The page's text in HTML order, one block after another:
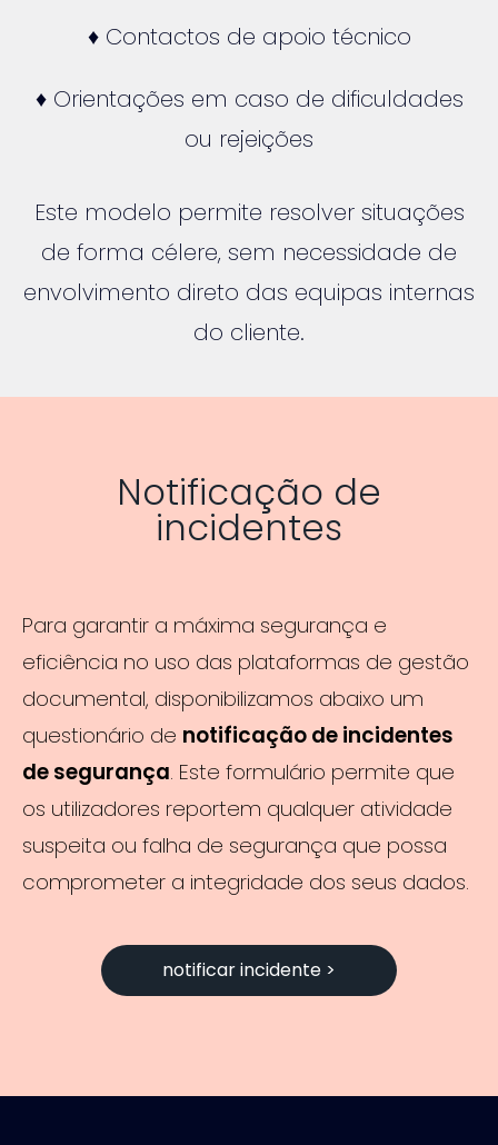
♦ Contactos de apoio técnico
♦ Orientações em caso de dificuldades
ou rejeições
Este modelo permite resolver situações
de forma célere, sem necessidade de
envolvimento direto das equipas internas
do cliente.
Notificação de
incidentes
Para garantir a máxima segurança e
eficiência no uso das plataformas de gestão
documental, disponibilizamos abaixo um
questionário de notificação de incidentes
de segurança. Este formulário permite que
os utilizadores reportem qualquer atividade
suspeita ou falha de segurança que possa
comprometer a integridade dos seus dados.
notificar incidente >